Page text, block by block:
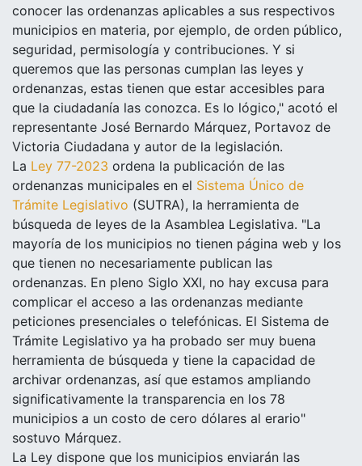
conocer las ordenanzas aplicables a sus respectivos
municipios en materia, por ejemplo, de orden público,
seguridad, permisología y contribuciones. Y si
queremos que las personas cumplan las leyes y
ordenanzas, estas tienen que estar accesibles para
que la ciudadanía las conozca. Es lo lógico," acotó el
representante José Bernardo Márquez, Portavoz de
Victoria Ciudadana y autor de la legislación.
La Ley 77-2023 ordena la publicación de las
ordenanzas municipales en el Sistema Único de
Trámite Legislativo (SUTRA), la herramienta de
búsqueda de leyes de la Asamblea Legislativa. "La
mayoría de los municipios no tienen página web y los
que tienen no necesariamente publican las
ordenanzas. En pleno Siglo XXI, no hay excusa para
complicar el acceso a las ordenanzas mediante
peticiones presenciales o telefónicas. El Sistema de
Trámite Legislativo ya ha probado ser muy buena
herramienta de búsqueda y tiene la capacidad de
archivar ordenanzas, así que estamos ampliando
significativamente la transparencia en los 78
municipios a un costo de cero dólares al erario"
sostuvo Márquez.
La Ley dispone que los municipios enviarán las